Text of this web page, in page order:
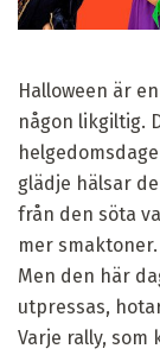
Halloween är
någon likgiltig.
glädje hälsar
från den söta
mer
Men den här
utpressas,
Varje rally, som